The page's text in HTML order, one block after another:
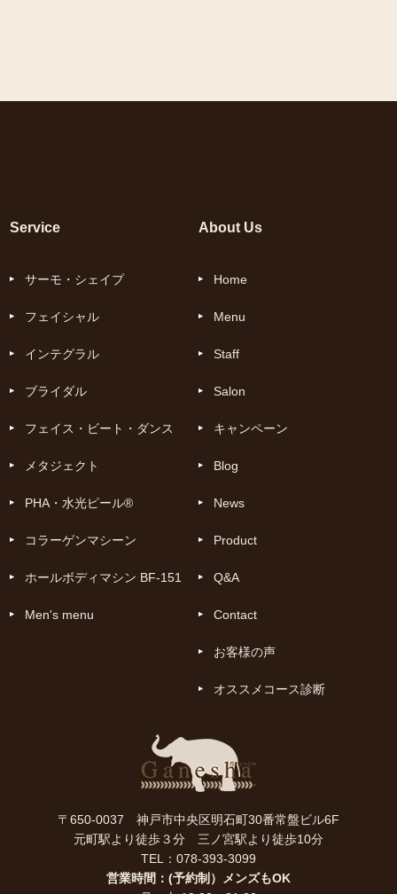
Service
サーモ・シェイプ
フェイシャル
インテグラル
ブライダル
フェイス・ビート・ダンス
メタジェクト
PHA・水光ピール®
コラーゲンマシーン
ホールボディマシン BF-151
Men's menu
About Us
Home
Menu
Staff
Salon
キャンペーン
Blog
News
Product
Q&A
Contact
お客様の声
オススメコース診断
〒650-0037 神戸市中央区明石町30番常盤ビル6F
元町駅より徒歩３分 三ノ宮駅より徒歩10分
TEL：078-393-3099
営業時間：(予約制）メンズもOK